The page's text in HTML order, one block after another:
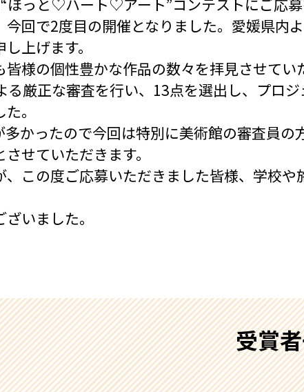
今回で2度目の開催となりました。愛媛県内
上げます。
様の個性豊かな作品の数々を拝見させてい
る厳正な審査を行い、13点を選出し、プロ
。
多かったので今回は特別に美術館の審査員
せていただきます。
、この度ご応募いただきました皆様、学校
いました。
受賞